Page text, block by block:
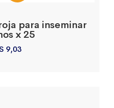
para inseminar
x 25
9,03